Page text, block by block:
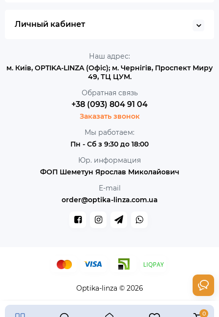
0
Личный кабинет
Наш адрес:
м. Київ, OPTIKA-LINZA (Офіс); м. Чернігів, Проспект Миру
49, ТЦ ЦУМ.
Обратная связь
+38 (093) 804 91 04
Заказать звонок
Мы работаем:
Пн - Сб з 9:30 до 18:00
Юр. информация
ФОП Шеметун Ярослав Миколайович
E-mail
order@optika-linza.com.ua
Optika-linza © 2026